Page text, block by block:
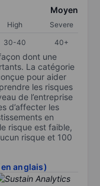
Moyen
High
Severe
30-40 40+
dont une
La catégorie
pour aider
les risques
de l’entreprise
d’affecter les
en
risque est faible,
risque et 100
anglais)